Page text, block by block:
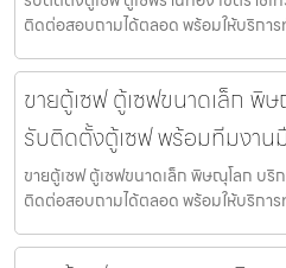
ติดต่อสอบถามได้ตลอด พร้อมให้บริการ
ขายตู้เซฟ ตู้เซฟขนาดเล็ก พิ
รับติดตั้งตู้เซฟ พร้อมทีมงาน
ขายตู้เซฟ ตู้เซฟขนาดเล็ก พิษณุโลก บริ
ติดต่อสอบถามได้ตลอด พร้อมให้บริการ